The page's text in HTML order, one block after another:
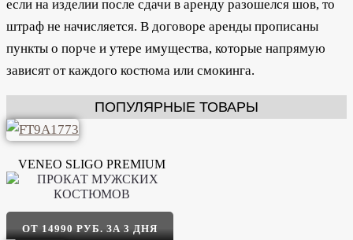
если на изделии после сдачи в аренду разошелся шов, то
штраф не начисляется. В договоре аренды прописаны
пункты о порче и утере имущества, которые напрямую
зависят от каждого костюма или смокинга.
ПОПУЛЯРНЫЕ ТОВАРЫ
VENEO SLIGO PREMIUM
ОТ 14990 РУБ. ЗА 3 ДНЯ